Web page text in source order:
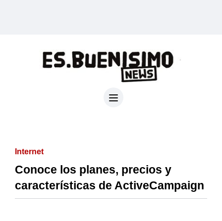
Internet
Conoce los planes, precios y
características de ActiveCampaign